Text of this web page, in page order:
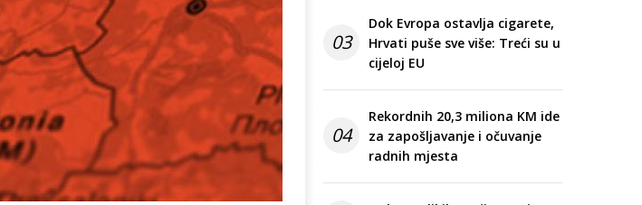
03
Dok Evropa ostavlja cigarete,
Hrvati puše sve više: Treći su u
cijeloj EU
04
Rekordnih 20,3 miliona KM ide
za zapošljavanje i očuvanje
radnih mjesta